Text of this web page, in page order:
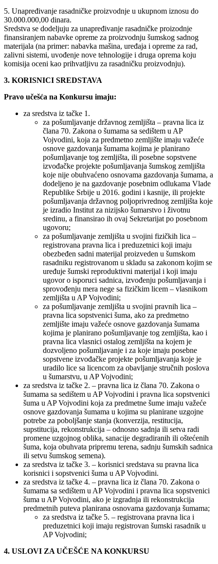
5. Unapređivanje rasadničke proizvodnje u ukupnom iznosu do
30.000.000,00 dinara.
Sredstva se dodeljuju za unapređivanje rasadničke proizodnje
finansiranjem nabavke opreme za proizvodnju šumskog sadnog
materijala (na primer: nabavka mašina, uređaja i opreme za rad,
zalivni sistemi, uvođenje nove tehnologije i druga oprema koju
komisija oceni kao prihvatljivu za rasadničku proizvodnju).
3. KORISNICI SREDSTAVA
Pravo učešća na Konkursu imaju:
za sredstva iz tačke 1.
za pošumljavanje državnog zemljišta – pravna lica iz
člana 70. Zakona o šumama sa sedištem u AP
Vojvodini, koja za predmetno zemljište imaju važeće
osnove gazdovanja šumama kojima je planirano
pošumljavanje tog zemljišta, ili posebne sopstvene
izvođačke projekte pošumljavanja šumskog zemljišta
koje nije obuhvaćeno osnovama gazdovanja šumama, a
dodeljeno je na gazdovanje posebnim odlukama Vlade
Republike Srbije u 2016. godini i kasnije, ili projekte
pošumljavanja državnog poljoprivrednog zemljišta koje
je izradio Institut za nizijsko šumarstvo i životnu
sredinu, a finansirao ih ovaj Sekretarijat po posebnom
ugovoru;
za pošumljavanje zemljišta u svojini fizičkih lica –
registrovana pravna lica i preduzetnici koji imaju
obezbeđen sadni materijal proizveden u šumskom
rasadniku registrovanom u skladu sa zakonom kojim se
uređuje šumski reproduktivni materijal i koji imaju
ugovor o isporuci sadnica, izvođenju pošumljavanja i
sprovođenju mera nege sa fizičkim licem – vlasnikom
zemljišta u AP Vojvodini;
za pošumljavanje zemljišta u svojini pravnih lica –
pravna lica sopstvenici šuma, ako za predmetno
zemljište imaju važeće osnove gazdovanja šumama
kojima je planirano pošumljavanje tog zemljišta, kao i
pravna lica vlasnici ostalog zemljišta na kojem je
dozvoljeno pošumljavanje i za koje imaju posebne
sopstvene izvođačke projekte pošumljavanja koje je
uradilo lice sa licencom za obavljanje stručnih poslova
u šumarstvu, u AP Vojvodini;
za sredstva iz tačke 2. – pravna lica iz člana 70. Zakona o
šumama sa sedištem u AP Vojvodini i pravna lica sopstvenici
šuma u AP Vojvodini koja za predmetne šume imaju važeće
osnove gazdovanja šumama u kojima su planirane uzgojne
potrebe za poboljšanje stanja (konverzija, restitucija,
supstitucija, rekonstrukcija – odnosno sadnja ili setva radi
promene uzgojnog oblika, sanacije degradiranih ili oštećenih
šuma, koja obuhvata pripremu terena, sadnju šumskih sadnica
ili setvu šumskog semena).
za sredstva iz tačke 3. – korisnici sredstava su pravna lica
korisnici i sopstvenici šuma u AP Vojvodini.
za sredstva iz tačke 4. – pravna lica iz člana 70. Zakona o
šumama sa sedištem u AP Vojvodini i pravna lica sopstvenici
šuma u AP Vojvodini, ako je izgradnja ili rekonstrukcija
predmetnih puteva planirana osnovama gazdovanja šumama;
za sredstva iz tačke 5. – registrovana pravna lica i
preduzetnici koji imaju registrovan šumski rasadnik u
AP Vojvodini;
4. USLOVI ZA UČEŠĆE NA KONKURSU